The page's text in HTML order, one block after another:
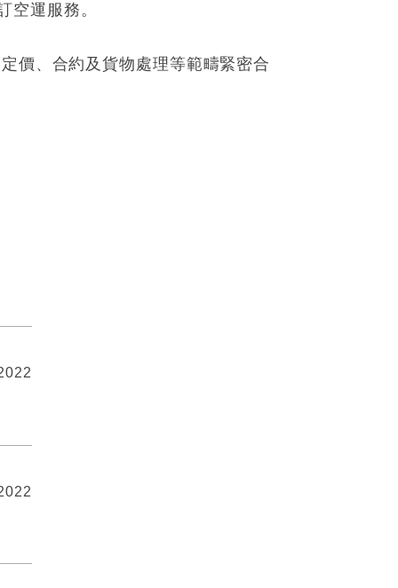
空運服務。
價、合約及貨物處理等範疇緊密合